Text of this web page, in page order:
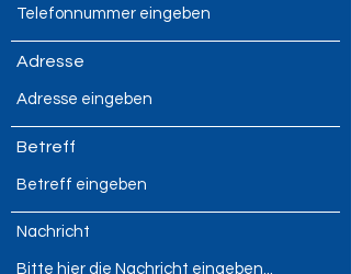
Adresse
Betreff
Nachricht